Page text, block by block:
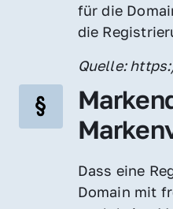
für die
die
Quelle:
Dass eine
Domain mit